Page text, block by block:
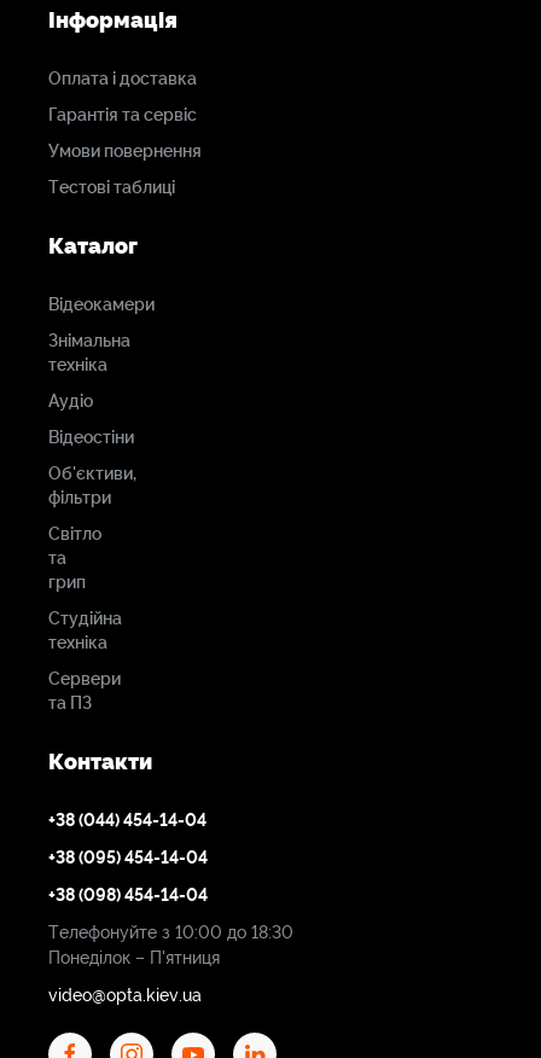
Інформація
Оплата і доставка
Гарантія та сервіс
Умови повернення
Тестові таблиці
Каталог
Відеокамери
Знімальна
техніка
Аудіо
Відеостіни
Об'єктиви,
фільтри
Світло
та
грип
Студійна
техніка
Сервери
та ПЗ
Контакти
+38 (044) 454-14-04
+38 (095) 454-14-04
+38 (098) 454-14-04
Телефонуйте з 10:00 до 18:30
Понеділок – П'ятниця
video@opta.kiev.ua